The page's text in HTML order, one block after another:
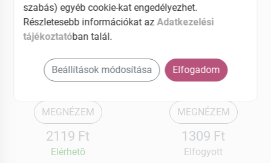
Fürdősó bőr problémák
kezelésére 1000 g
MEGNÉZEM
2119 Ft
Elérhetõ
Fürdősó kamilla 1000 g
MEGNÉZEM
1309 Ft
Elfogyott
szabás) egyéb cookie-kat engedélyezhet.
Részletesebb információkat azAdatkezelési
tájékoztatóban talál.
Beállítások módosítása Elfogadom